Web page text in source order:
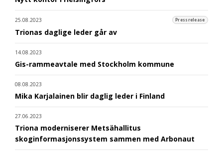
25.08.2023 Pressrelease
Trionas daglige leder går av
14.08.2023
Gis-rammeavtale med Stockholm kommune
08.08.2023
Mika Karjalainen blir daglig leder i Finland
27.06.2023
Triona moderniserer Metsähallitus
skoginformasjonssystem sammen med Arbonaut